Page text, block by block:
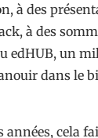
à des
à des
edHUB, un
dans le
années, cela